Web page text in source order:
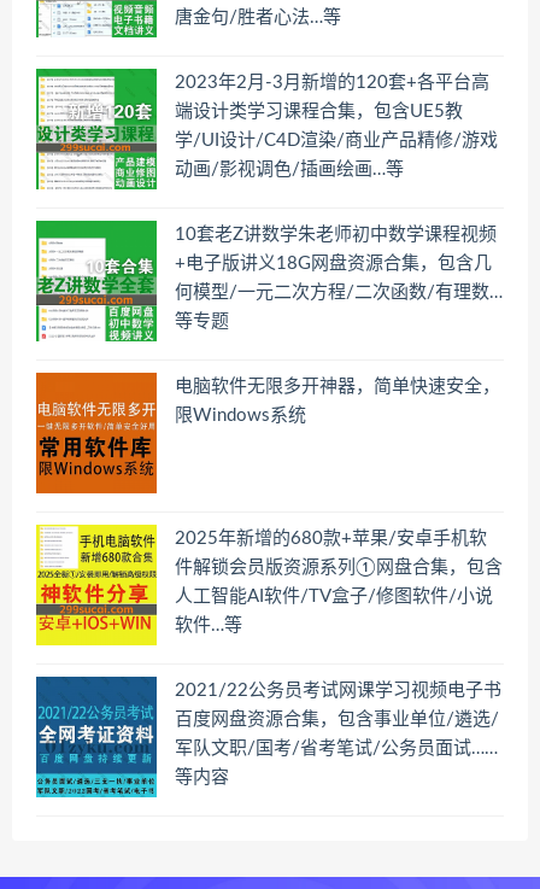
唐金句/胜者心法…等
2023年2月-3月新增的120套+各平台高
端设计类学习课程合集，包含UE5教
学/UI设计/C4D渲染/商业产品精修/游戏
动画/影视调色/插画绘画…等
10套老Z讲数学朱老师初中数学课程视频
+电子版讲义18G网盘资源合集，包含几
何模型/一元二次方程/二次函数/有理数…
等专题
电脑软件无限多开神器，简单快速安全，
限Windows系统
2025年新增的680款+苹果/安卓手机软
件解锁会员版资源系列①网盘合集，包含
人工智能AI软件/TV盒子/修图软件/小说
软件…等
2021/22公务员考试网课学习视频电子书
百度网盘资源合集，包含事业单位/遴选/
军队文职/国考/省考笔试/公务员面试……
等内容